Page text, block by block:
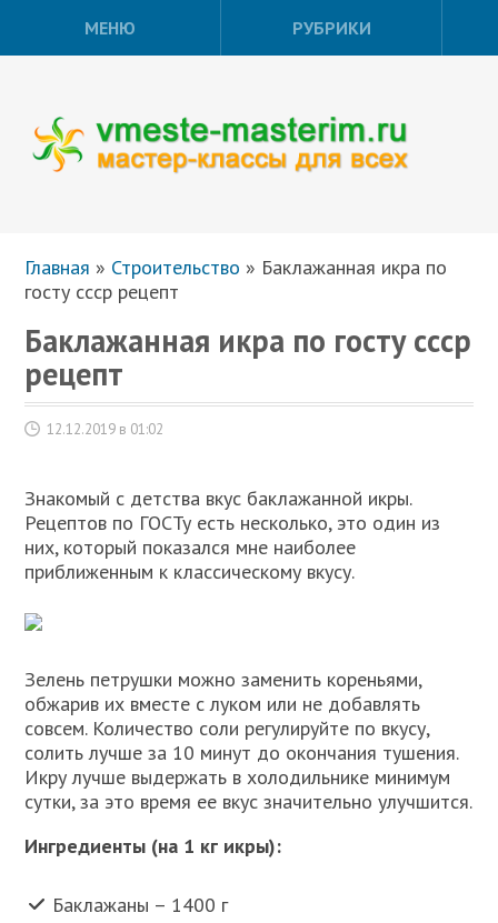
МЕНЮ РУБРИКИ
Главная » Строительство » Баклажанная икра по
госту ссср рецепт
Баклажанная икра по госту ссср
рецепт
12.12.2019 в 01:02
Знакомый с детства вкус баклажанной икры.
Рецептов по ГОСТу есть несколько, это один из
них, который показался мне наиболее
приближенным к классическому вкусу.
Зелень петрушки можно заменить кореньями,
обжарив их вместе с луком или не добавлять
совсем. Количество соли регулируйте по вкусу,
солить лучше за 10 минут до окончания тушения.
Икру лучше выдержать в холодильнике минимум
сутки, за это время ее вкус значительно улучшится.
Ингредиенты (на 1 кг икры):
Баклажаны – 1400 г